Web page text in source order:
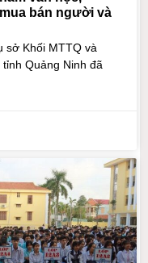
bán người và
sở Khối MTTQ và
Quảng Ninh đã